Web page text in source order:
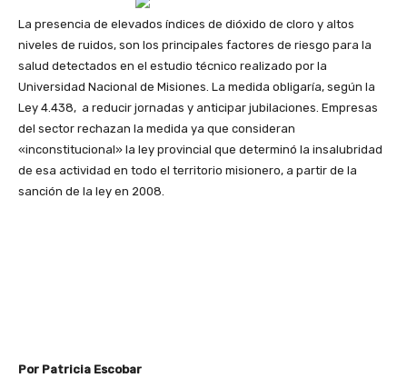
La presencia de elevados índices de dióxido de cloro y altos
niveles de ruidos, son los principales factores de riesgo para la
salud detectados en el estudio técnico realizado por la
Universidad Nacional de Misiones. La medida obligaría, según la
Ley 4.438, a reducir jornadas y anticipar jubilaciones. Empresas
del sector rechazan la medida ya que consideran
«inconstitucional» la ley provincial que determinó la insalubridad
de esa actividad en todo el territorio misionero, a partir de la
sanción de la ley en 2008.
Por Patricia Escobar